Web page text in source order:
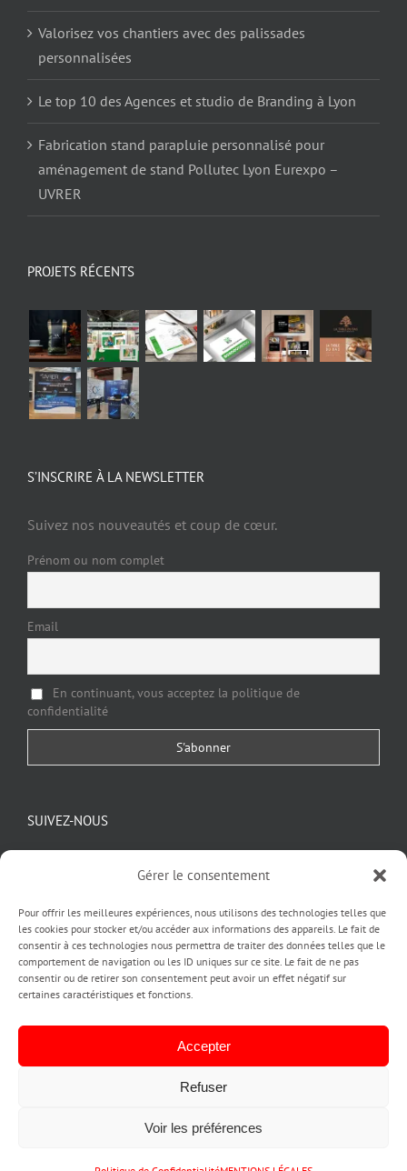
Gérer le consentement
Pour offrir les meilleures expériences, nous utilisons des technologies telles que
les cookies pour stocker et/ou accéder aux informations des appareils. Le fait de
consentir à ces technologies nous permettra de traiter des données telles que le
comportement de navigation ou les ID uniques sur ce site. Le fait de ne pas
consentir ou de retirer son consentement peut avoir un effet négatif sur
certaines caractéristiques et fonctions.
Accepter
Refuser
Voir les préférences
Valorisez vos chantiers avec des palissades
personnalisées
Le top 10 des Agences et studio de Branding à Lyon
Fabrication stand parapluie personnalisé pour
aménagement de stand Pollutec Lyon Eurexpo –
UVRER
PROJETS RÉCENTS
S’INSCRIRE À LA NEWSLETTER
Suivez nos nouveautés et coup de cœur.
Prénom ou nom complet
Email
En continuant, vous acceptez la politique de
confidentialité
SUIVEZ-NOUS
LOGO ET CHARTE GRAPHIQUE |A QUOI SERT UN LOGO |
STAND ET KIT SALON |ACTUALITÉS |
POLITIQUE DE CONFIDENTIALITE
Téléphone
Email InstagramLinkedIn